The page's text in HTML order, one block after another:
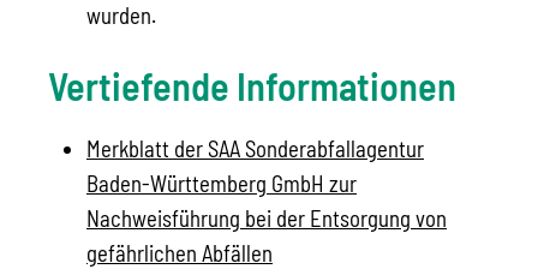
wurden.
Vertiefende Informationen
Merkblatt der SAA Sonderabfallagentur
Baden-Württemberg GmbH zur
Nachweisführung bei der Entsorgung von
gefährlichen Abfällen